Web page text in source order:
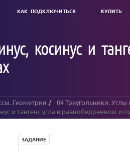
КАК ПОДКЛЮЧИТЬСЯ КУПИТЬ
косинус и
Геометрия
04 Треугольники.
и тангенс угла в равнобедренном и
ЗАДАНИЕ